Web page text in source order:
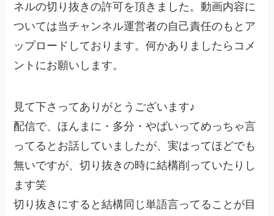
ネルの切り抜きの許可を頂きました。動画内容に
ついては当チャンネル運営者の自己責任のもとア
ップロードしております。何かありましたらコメ
ントにお願いします。
見て下さってありがとうございます♪
配信で、ほんまに・多分・やばいってめっちゃ言
ってるとお話していましたが、実はってほどでも
無いですが、切り抜きの時に結構削っていたりし
ます笑
切り抜きにすると結構同じ単語言ってることが目